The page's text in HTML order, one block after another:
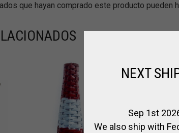
que hayan comprado este producto pueden
NEXT
Sep 1st
We also ship with